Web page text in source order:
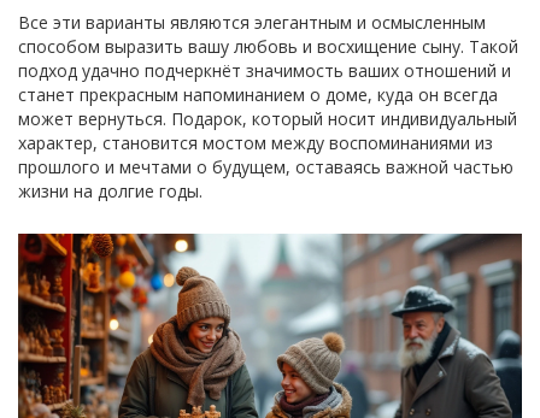
Все эти варианты являются элегантным и осмысленным
способом выразить вашу любовь и восхищение сыну. Такой
подход удачно подчеркнёт значимость ваших отношений и
станет прекрасным напоминанием о доме, куда он всегда
может вернуться. Подарок, который носит индивидуальный
характер, становится мостом между воспоминаниями из
прошлого и мечтами о будущем, оставаясь важной частью
жизни на долгие годы.